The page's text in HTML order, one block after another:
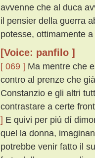
avvenne che al duca
il pensier della guerra
potesse, ottimamente
[Voice: panfilo ]
[ 069 ] Ma mentre che
contro al prenze che
Constanzio e gli altri
contrastare a certe
] E quivi per piú dí
quel la donna,
potrebbe venir fatto il